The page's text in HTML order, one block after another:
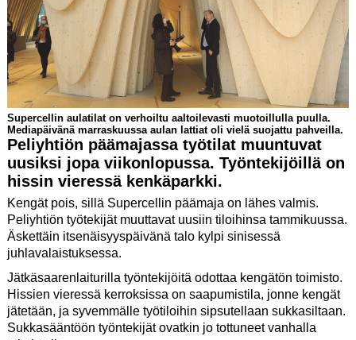
Supercellin aulatilat on verhoiltu aaltoilevasti muotoillulla puulla.
Mediapäivänä marraskuussa aulan lattiat oli vielä suojattu pahveilla.
Peliyhtiön päämajassa työtilat muuntuvat
uusiksi jopa viikonlopussa. Työntekijöillä on
hissin vieressä kenkäparkki.
Kengät pois, sillä Supercellin päämaja on lähes valmis.
Peliyhtiön työtekijät muuttavat uusiin tiloihinsa tammikuussa.
Äskettäin itsenäisyyspäivänä talo kylpi sinisessä
juhlavalaistuksessa.
Jätkäsaarenlaiturilla työntekijöitä odottaa kengätön toimisto.
Hissien vieressä kerroksissa on saapumistila, jonne kengät
jätetään, ja syvemmälle työtiloihin sipsutellaan sukkasiltaan.
Sukkasääntöön työntekijät ovatkin jo tottuneet vanhalla